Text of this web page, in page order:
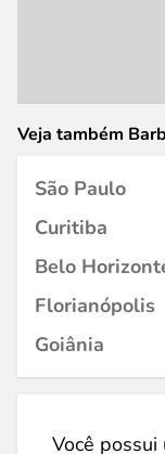
Veja também
São Paulo
Curitiba
Belo
Florianópolis
Goiânia
Você possui